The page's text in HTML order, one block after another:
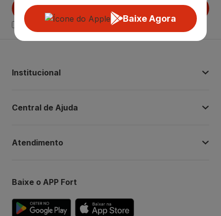
Baixe Agora
Declaro estar ciente das Politicas de Privacidade.
Institucional
Central de Ajuda
Atendimento
Baixe o APP Fort